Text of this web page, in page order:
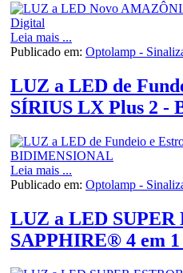
Leia mais ...
Publicado em: Optolamp -
LUZ a LED de
SÍRIUS LX Plus 2 -
Leia mais ...
Publicado em: Optolamp -
LUZ a LED SUPER
SAPPHIRE® 4 em